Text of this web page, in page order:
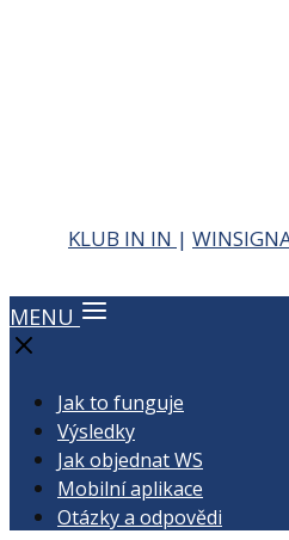
KLUB IN IN |
MENU
Jak to funguje
Výsledky
Jak objednat WS
Mobilní aplikace
Otázky a odpovědi